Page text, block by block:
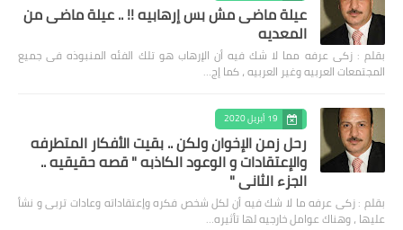
عيلة ماضى مش بس إرهابيه !! .. عيلة ماضى من
المعديه
بقلم : زكى عرفه مما لا شك فيه أن الإرهاب هو تلك الفئه المنبوذه فى جميع
المجتمعات العربيه وغير العربيه ، كما إج…
19 أبريل 2020
رحل زمن الإخوان ولكن .. بقيت الأفكار المتطرفه
والإعتقادات و الوعود الكاذبه " قصه حقيقيه ..
الجزء الثاني "
بقلم : زكى عرفه ‎ما لا شك فيه أن لكل شخص فكره وإعتقاداته وعادات تربى و نشأ
عليها ، وهناك عوامل خارجيه لها تأثيره…